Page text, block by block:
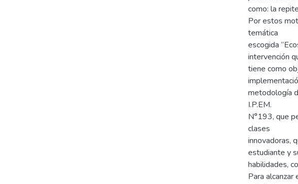
como: la
Por estos
temática
escogida
intervención
tiene como
metodología
I.P.EM.
N°193, que
clases
innovadoras,
estudiante y
habilidades,
Para